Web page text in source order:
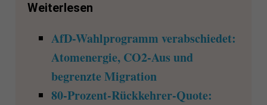
Weiterlesen
AfD-Wahlprogramm verabschiedet:
Atomenergie, CO2-Aus und
begrenzte Migration
80-Prozent-Rückkehrer-Quote: